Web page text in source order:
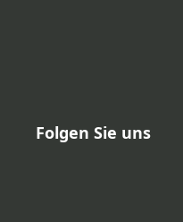
Folgen Sie uns